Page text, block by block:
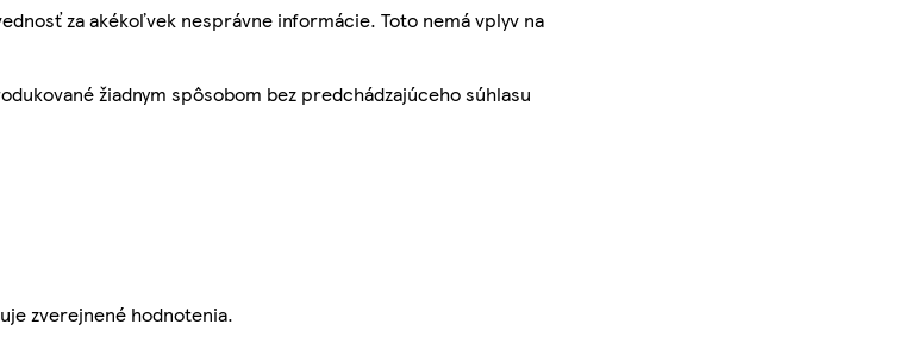
za akékoľvek nesprávne informácie. Toto nemá vplyv na
žiadnym spôsobom bez predchádzajúceho súhlasu
zverejnené hodnotenia.